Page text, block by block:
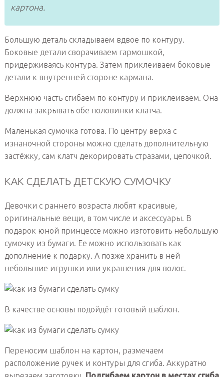
картона.
Большую деталь складываем вдвое по контуру.
Боковые детали сворачиваем гармошкой,
придерживаясь контура. Затем приклеиваем боковые
детали к внутренней стороне кармана.
Верхнюю часть сгибаем по контуру и приклеиваем. Она
должна закрывать обе половинки клатча.
Маленькая сумочка готова. По центру верха с
изнаночной стороны можно сделать дополнительную
застёжку, сам клатч декорировать стразами, цепочкой.
КАК СДЕЛАТЬ ДЕТСКУЮ СУМОЧКУ
Девочки с раннего возраста любят красивые,
оригинальные вещи, в том числе и аксессуары. В
подарок юной принцессе можно изготовить небольшую
сумочку из бумаги. Ее можно использовать как
дополнение к подарку. А позже хранить в ней
небольшие игрушки или украшения для волос.
В качестве основы подойдёт готовый шаблон.
Переносим шаблон на картон, размечаем
расположение ручек и контуры для сгиба. Аккуратно